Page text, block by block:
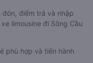
điểm trả và nhập
limousine đi Sông Cầu
phù hợp và tiến hành